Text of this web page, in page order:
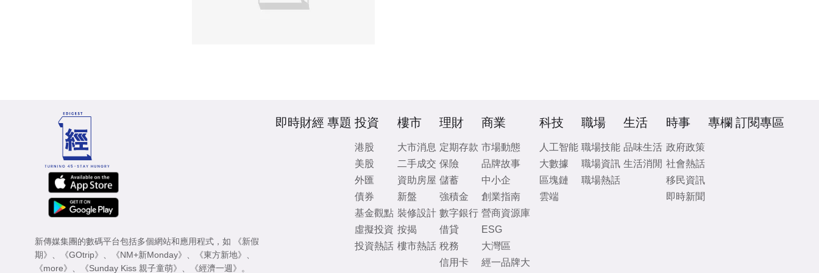
新傳媒集團的數碼平台包括多個網站和應用程式，如
《新假
期》
《GOtrip》 《NM+新Monday》 《東方新地》
《more》
《Sunday Kiss 親子童萌》 《經濟一週》 。
即時財經 專題 投資
港股
美股
外匯
債券
基金觀點
虛擬投資
投資熱話
樓市
大市消息
二手成交
資助房屋
新盤
裝修設計
按揭
樓市熱話
理財
定期存款
保險
儲蓄
強積金
數字銀行
借貸
稅務
信用卡
商業
市場動態
品牌故事
中小企
創業指南
營商資源庫
ESG
大灣區
經一品牌大
科技
人工智能
大數據
區塊鏈
雲端
職場
職場技能
職場資訊
職場熱話
生活
品味生活
生活消閒
時事
政府政策
社會熱話
移民資訊
即時新聞
專欄 訂閱專區